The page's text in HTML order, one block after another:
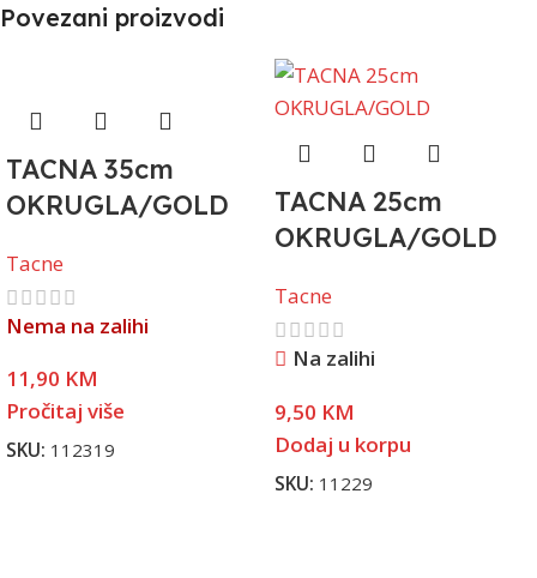
Povezani proizvodi
TACNA 35cm
OKRUGLA/GOLD
Tacne
Nema na zalihi
11,90 KM
Pročitaj više
SKU: 112319
TACNA 25cm
OKRUGLA/GOLD
Tacne
Na zalihi
9,50 KM
Dodaj u korpu
SKU: 11229